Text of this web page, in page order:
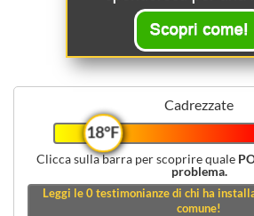
Cadrezzate
18°F
Clicca sulla barra per scoprire quale
problema.
Leggi le0testimonianze di chi ha
comune!